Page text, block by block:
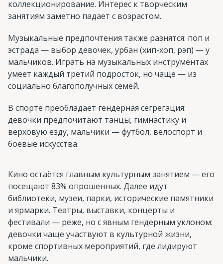
коллекционирование. Интерес к творческим
занятиям заметно падает с возрастом.
Музыкальные предпочтения также разнятся: поп и
эстрада — выбор девочек, урбан (хип-хоп, рэп) — у
мальчиков. Играть на музыкальных инструментах
умеет каждый третий подросток, но чаще — из
социально благополучных семей.
В спорте преобладает гендерная сегрегация:
девочки предпочитают танцы, гимнастику и
верховую езду, мальчики — футбол, велоспорт и
боевые искусства.
Кино остаётся главным культурным занятием — его
посещают 83% опрошенных. Далее идут
библиотеки, музеи, парки, исторические памятники
и ярмарки. Театры, выставки, концерты и
фестивали — реже, но с явным гендерным уклоном:
девочки чаще участвуют в культурной жизни,
кроме спортивных мероприятий, где лидируют
мальчики.